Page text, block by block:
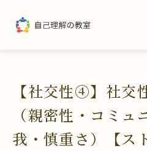
【社交性④】社交
（親密性・コミュ
我・慎重さ）【ス